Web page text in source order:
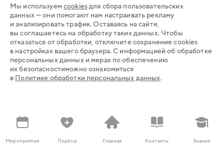
Мы используем cookiesдля сбора пользовательских
данных — они помогают нам настраивать рекламу
и анализировать трафик. Оставаясь на сайте,
вы соглашаетесь на обработку таких данных. Чтобы
отказаться от обработки, отключите сохранение cookies
в настройках вашего браузера. С информацией об обработке
персональных данных и мерах по обеспечению
их безопасностиможно ознакомиться
в Политике обработки персональных данных.
Мероприятия Подбор Главная Контакты Знания